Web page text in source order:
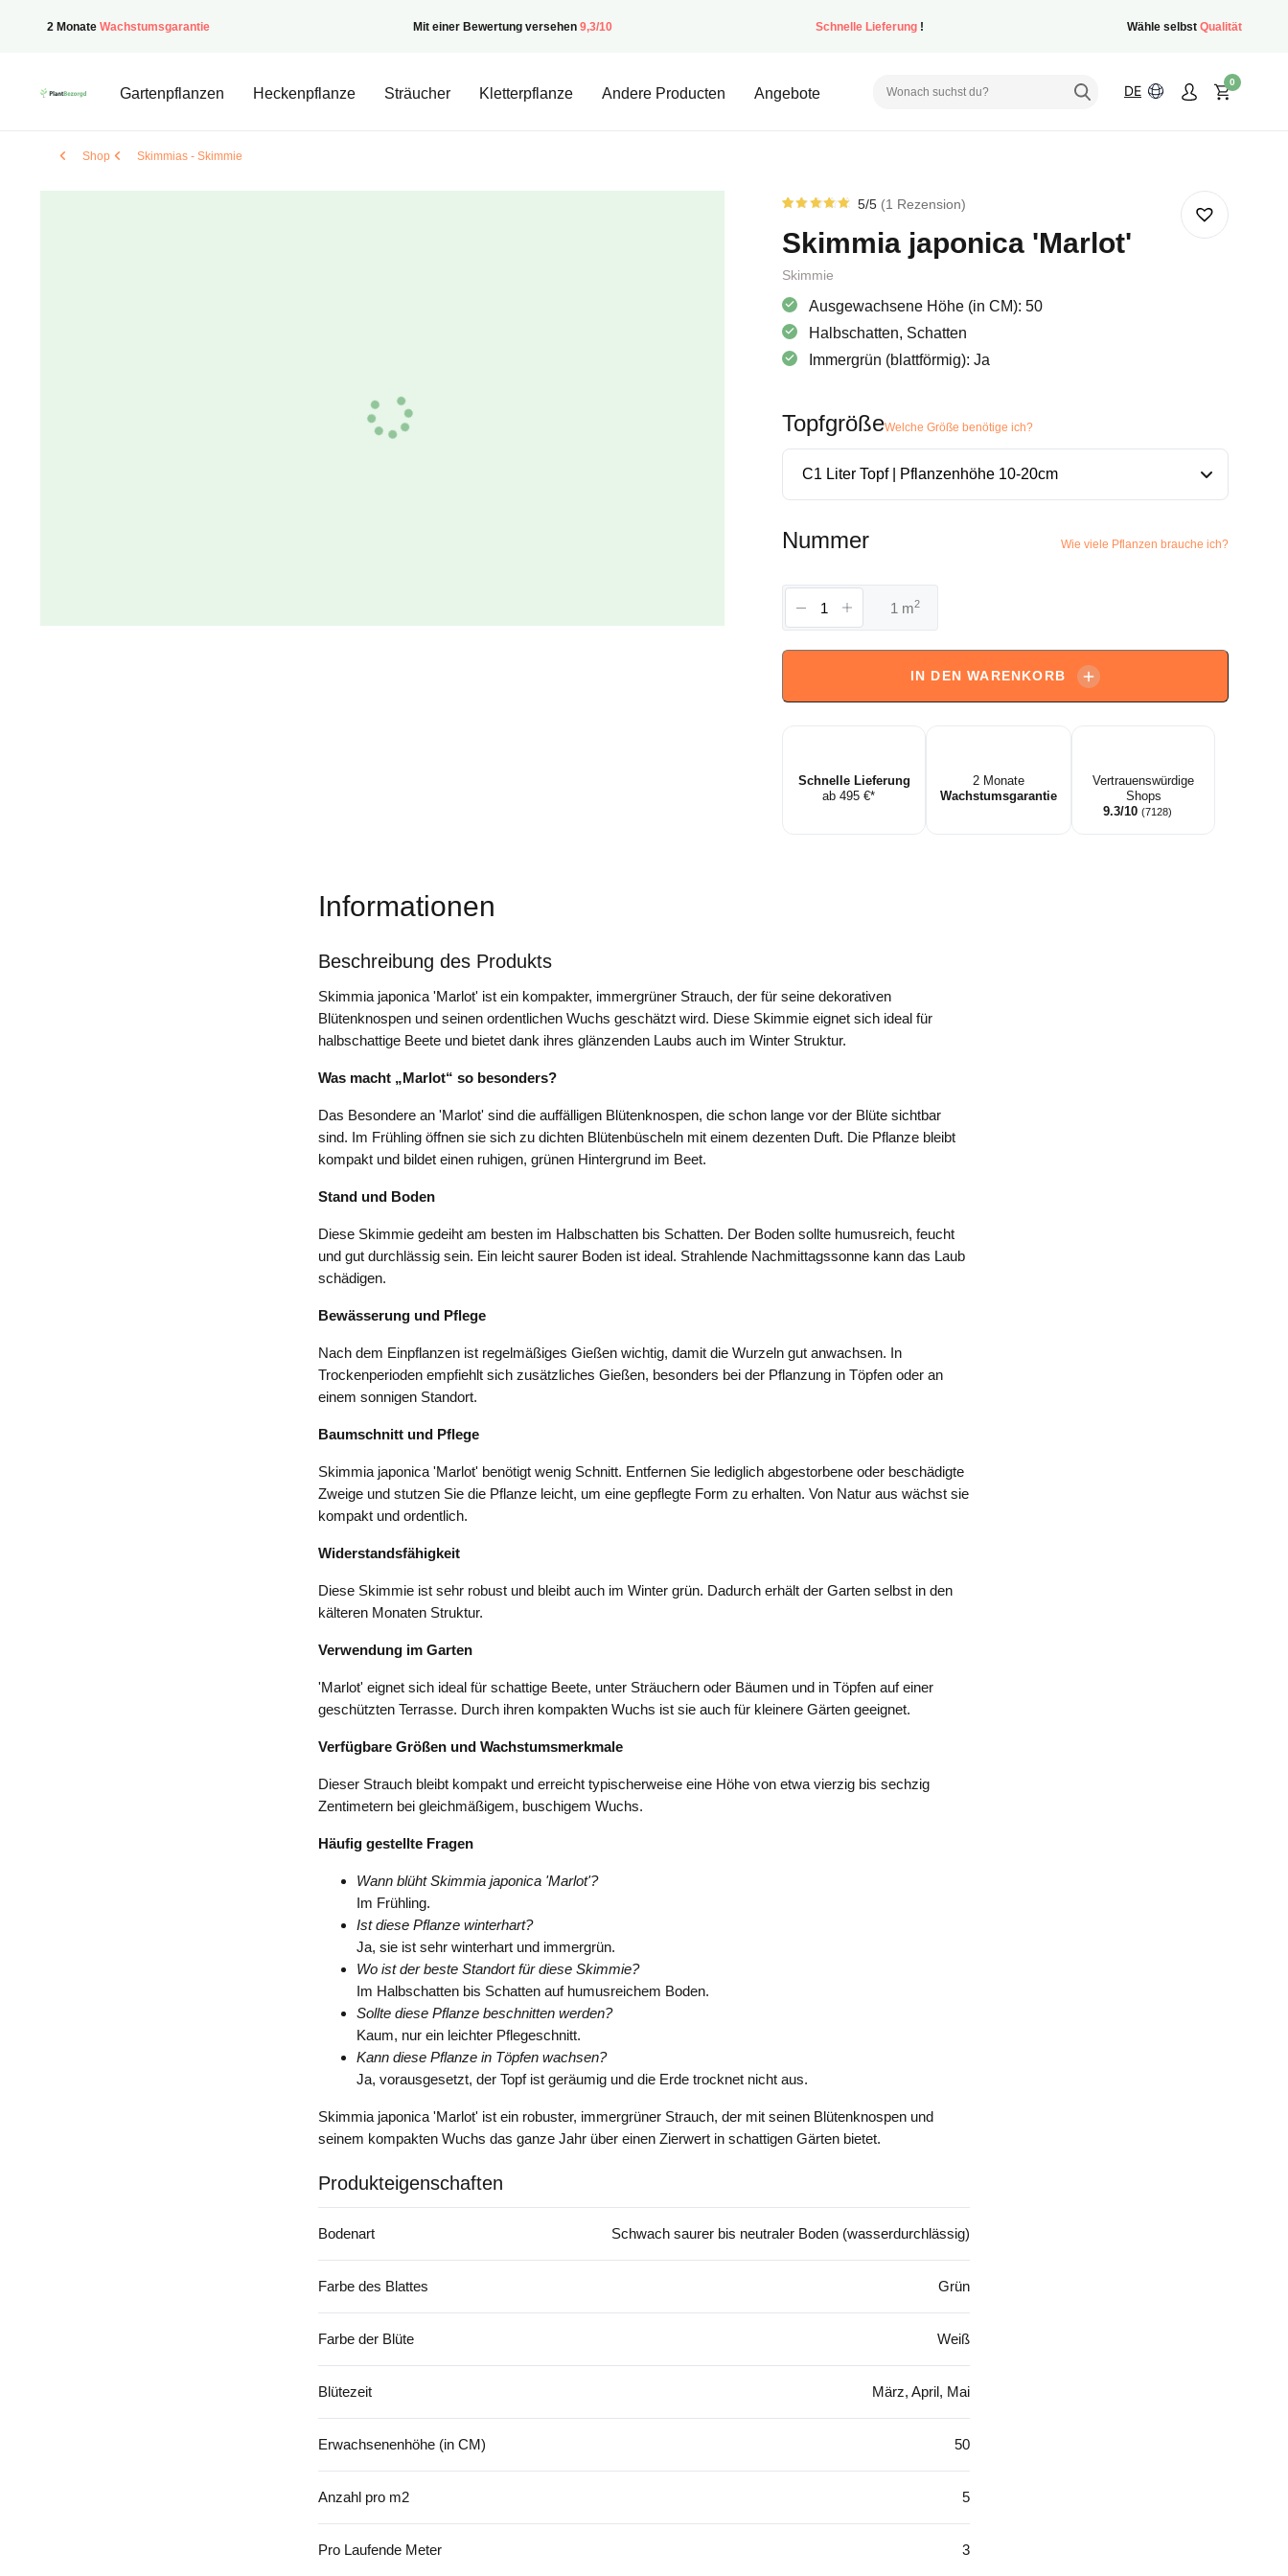
2 Monate Wachstumsgarantie Mit einer Bewertung versehen 9,3/10 Schnelle Lieferung ! Wähle selbst Qualität
PflanzenGeliefert
Gartenpflanzen Heckenpflanze Sträucher Kletterpflanze Andere Producten Angebote DE
0
Shop Skimmias - Skimmie
von
5.00
von 5
basierend
Kundenbewertung
5/5 1 Rezension
Skimmia japonica 'Marlot'
Skimmie
Ausgewachsene Höhe (in CM): 50
Halbschatten, Schatten
Immergrün (blattförmig): Ja
TopfgrößeWelche Größe benötige ich?
Nummer Wie viele Pflanzen brauche ich?
Skimmia
japonica
-
Menge
m2
IN DEN WARENKORB
Schnelle Lieferung
ab 495 €*
2 Monate
Wachstumsgarantie
Vertrauenswürdige
Shops
9.3/10 (7128)
Informationen
Beschreibung des Produkts
Skimmia japonica 'Marlot' ist ein kompakter, immergrüner Strauch, der für seine dekorativen
Blütenknospen und seinen ordentlichen Wuchs geschätzt wird. Diese Skimmie eignet sich ideal für
halbschattige Beete und bietet dank ihres glänzenden Laubs auch im Winter Struktur.
Was macht „Marlot“ so besonders?
Das Besondere an 'Marlot' sind die auffälligen Blütenknospen, die schon lange vor der Blüte sichtbar
sind. Im Frühling öffnen sie sich zu dichten Blütenbüscheln mit einem dezenten Duft. Die Pflanze bleibt
kompakt und bildet einen ruhigen, grünen Hintergrund im Beet.
Stand und Boden
Diese Skimmie gedeiht am besten im Halbschatten bis Schatten. Der Boden sollte humusreich, feucht
und gut durchlässig sein. Ein leicht saurer Boden ist ideal. Strahlende Nachmittagssonne kann das Laub
schädigen.
Bewässerung und Pflege
Nach dem Einpflanzen ist regelmäßiges Gießen wichtig, damit die Wurzeln gut anwachsen. In
Trockenperioden empfiehlt sich zusätzliches Gießen, besonders bei der Pflanzung in Töpfen oder an
einem sonnigen Standort.
Baumschnitt und Pflege
Skimmia japonica 'Marlot' benötigt wenig Schnitt. Entfernen Sie lediglich abgestorbene oder beschädigte
Zweige und stutzen Sie die Pflanze leicht, um eine gepflegte Form zu erhalten. Von Natur aus wächst sie
kompakt und ordentlich.
Widerstandsfähigkeit
Diese Skimmie ist sehr robust und bleibt auch im Winter grün. Dadurch erhält der Garten selbst in den
kälteren Monaten Struktur.
Verwendung im Garten
'Marlot' eignet sich ideal für schattige Beete, unter Sträuchern oder Bäumen und in Töpfen auf einer
geschützten Terrasse. Durch ihren kompakten Wuchs ist sie auch für kleinere Gärten geeignet.
Verfügbare Größen und Wachstumsmerkmale
Dieser Strauch bleibt kompakt und erreicht typischerweise eine Höhe von etwa vierzig bis sechzig
Zentimetern bei gleichmäßigem, buschigem Wuchs.
Häufig gestellte Fragen
Wann blüht Skimmia japonica 'Marlot'?
Im Frühling.
Ist diese Pflanze winterhart?
Ja, sie ist sehr winterhart und immergrün.
Wo ist der beste Standort für diese Skimmie?
Im Halbschatten bis Schatten auf humusreichem Boden.
Sollte diese Pflanze beschnitten werden?
Kaum, nur ein leichter Pflegeschnitt.
Kann diese Pflanze in Töpfen wachsen?
Ja, vorausgesetzt, der Topf ist geräumig und die Erde trocknet nicht aus.
Skimmia japonica 'Marlot' ist ein robuster, immergrüner Strauch, der mit seinen Blütenknospen und
seinem kompakten Wuchs das ganze Jahr über einen Zierwert in schattigen Gärten bietet.
Produkteigenschaften
Bodenart Schwach saurer bis neutraler Boden (wasserdurchlässig)
Farbe des Blattes Grün
Farbe der Blüte Weiß
Blütezeit März, April, Mai
Erwachsenenhöhe (in CM) 50
Anzahl pro m2 5
Pro Laufende Meter 3